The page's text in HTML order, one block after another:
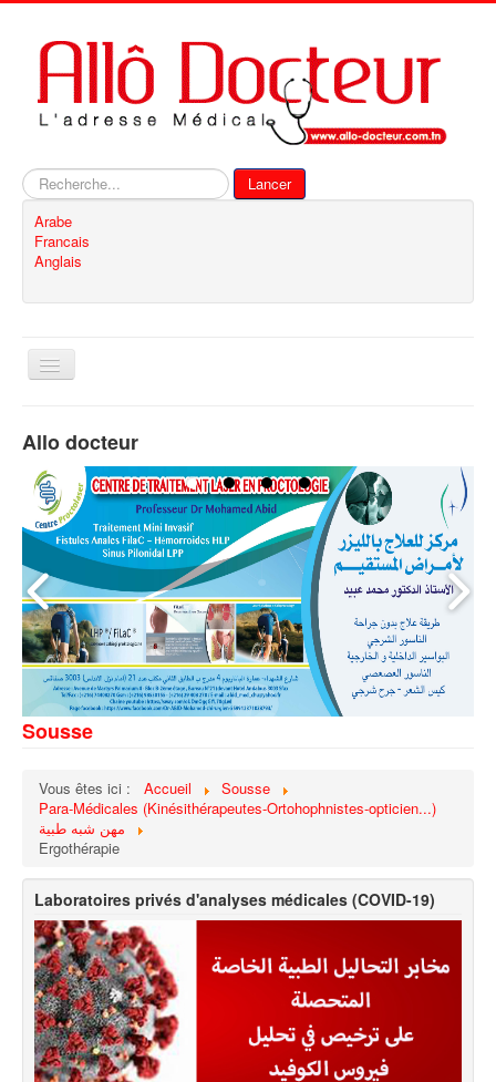
Rechercher
Lancer
Arabe
Francais
Anglais
Basculer
Contact
Allo docteur
Sousse
Vous êtes ici : Accueil
Sousse
Para-Médicales (Kinésithérapeutes-Ortohophnistes-opticien...)
مهن شبه طبية
Ergothérapie
Laboratoires privés d'analyses médicales (COVID-19)